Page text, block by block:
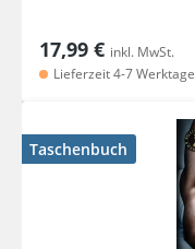
17,99 € inkl. MwSt.
Lieferzeit 4-7 Werktage
Taschenbuch